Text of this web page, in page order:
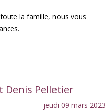
la famille, nous vous
Denis Pelletier
jeudi 09 mars 2023